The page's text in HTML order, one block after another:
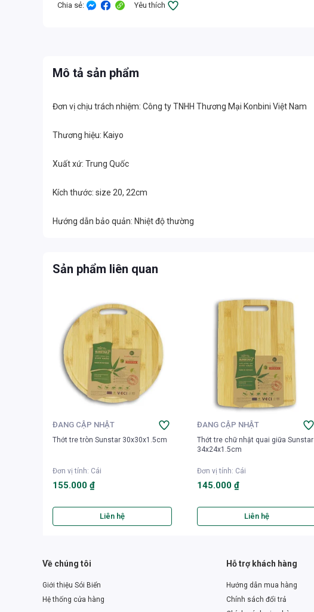
Chia sẻ: Yêu thích
Mô tả sản phẩm
Đơn vị chịu trách nhiệm: Công ty TNHH Thương Mại Konbini Việt Nam
Thương hiệu: Kaiyo
Xuất xứ: Trung Quốc
Kích thước: size 20, 22cm
Hướng dẫn bảo quản: Nhiệt độ thường
Sản phẩm liên quan
ĐANG CẬP NHẬT
Thớt tre tròn Sunstar 30x30x1.5cm
Đơn vị tính: Cái
155.000 ₫
Liên hệ
ĐANG CẬP NHẬT
Thớt tre chữ nhật quai giữa Sunstar
34x24x1.5cm
Đơn vị tính: Cái
145.000 ₫
Liên hệ
Về chúng tôi
Giới thiệu Sói Biển
Hệ thống cửa hàng
Hỗ trợ khách hàng
Hướng dẫn mua hàng
Chính sách đổi trả